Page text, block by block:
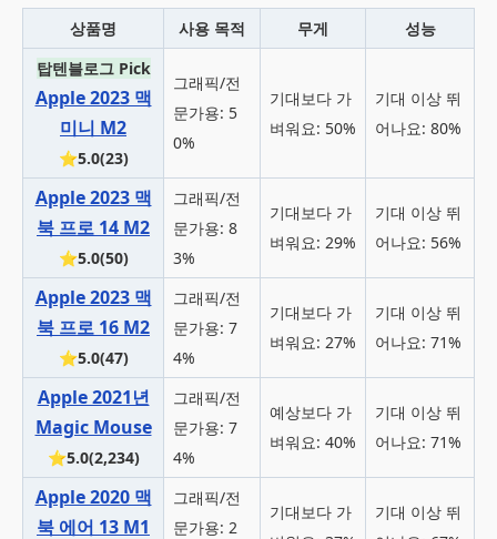
상품명 사용 목적 무게
성능
탑텐블로그 Pick
Apple 2023 맥
미니 M2
⭐5.0(23)
그래픽/전
문가용: 5
0%
기대보다 가
벼워요: 50%
기대 이상 뛰
어나요: 80%
Apple 2023 맥
북 프로 14 M2
⭐5.0(50)
그래픽/전
문가용: 8
3%
기대보다 가
벼워요: 29%
기대 이상 뛰
어나요: 56%
Apple 2023 맥
북 프로 16 M2
⭐5.0(47)
그래픽/전
문가용: 7
4%
기대보다 가
벼워요: 27%
기대 이상 뛰
어나요: 71%
Apple 2021년
Magic Mouse
⭐5.0(2,234)
그래픽/전
문가용: 7
4%
예상보다 가
벼워요: 40%
기대 이상 뛰
어나요: 71%
Apple 2020 맥
북 에어 13 M1
그래픽/전
문가용: 2
기대보다 가
기대 이상 뛰